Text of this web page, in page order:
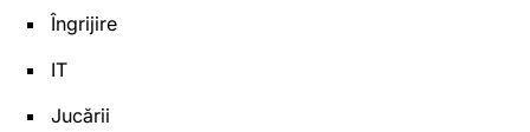
Îngrijire
IT
Jucării